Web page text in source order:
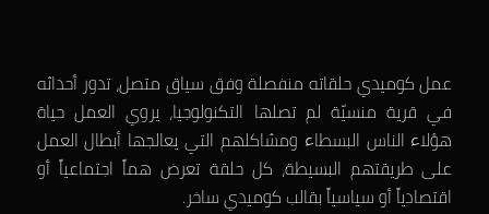
عمل كوميدي حلقاته منفصلة وفق سياق متصل، تدور أحداثه
في قرية منسيّة لم تصلها التكنولوجيا، يروي العمل حياة
هؤلاء الناس البسطاء ومشاكلهم التي يعالجها أبطال العمل
على طريقتهم البسيطة، كل حلقة تعرض هماً اجتماعياً أو
اقتصادياً أو سياسياً بقالب كوميدي ساخر.